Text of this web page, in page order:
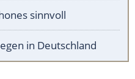
sinnvoll
in Deutschland